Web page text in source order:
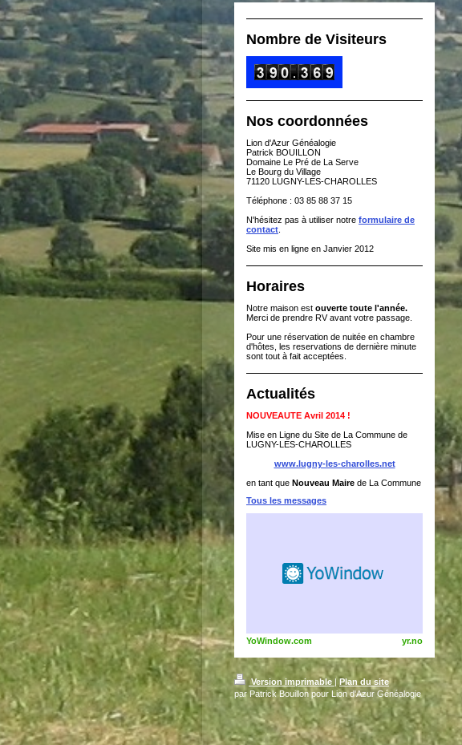
Nombre de Visiteurs
Nos coordonnées
Lion d'Azur Généalogie
Patrick BOUILLON
Domaine Le Pré de La Serve
Le Bourg du Village
71120 LUGNY-LES-CHAROLLES
Téléphone : 03 85 88 37 15
N'hésitez pas à utiliser notre formulaire de
contact
Site mis en ligne en Janvier 2012
Horaires
Notre maison est ouverte toute l'année.
Merci de prendre RV avant votre passage.
Pour une réservation de nuitée en chambre
d'hôtes, les reservations de dernière minute
sont tout à fait acceptées.
Actualités
NOUVEAUTE Avril 2014 !
Mise en Ligne du Site de La Commune de
LUGNY-LES-CHAROLLES
www.lugny-les-charolles.net
en tant que Nouveau Maire de La Commune
Tous les messages
YoWindow.com yr.no
Version imprimable | Plan du site
par Patrick Bouillon pour Lion d'Azur Généalogie